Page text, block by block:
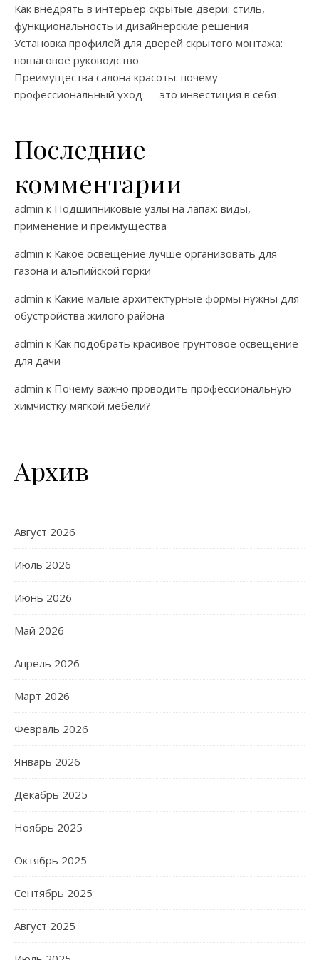
Как внедрять в интерьер скрытые двери: стиль,
функциональность и дизайнерские решения
Установка профилей для дверей скрытого монтажа:
пошаговое руководство
Преимущества салона красоты: почему
профессиональный уход — это инвестиция в себя
Последние
комментарии
admin к Подшипниковые узлы на лапах: виды,
применение и преимущества
admin к Какое освещение лучше организовать для
газона и альпийской горки
admin к Какие малые архитектурные формы нужны для
обустройства жилого района
admin к Как подобрать красивое грунтовое освещение
для дачи
admin к Почему важно проводить профессиональную
химчистку мягкой мебели?
Архив
Август 2026
Июль 2026
Июнь 2026
Май 2026
Апрель 2026
Март 2026
Февраль 2026
Январь 2026
Декабрь 2025
Ноябрь 2025
Октябрь 2025
Сентябрь 2025
Август 2025